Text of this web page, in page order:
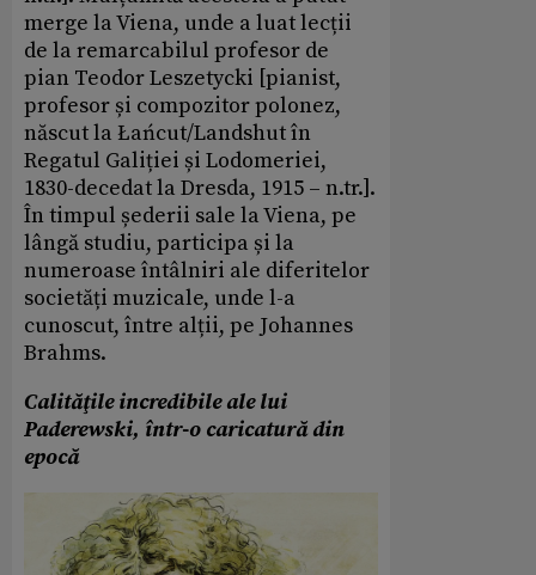
merge la Viena, unde a luat lecții
de la remarcabilul profesor de
pian Teodor Leszetycki [pianist,
profesor și compozitor polonez,
născut la Łańcut/Landshut în
Regatul Galiției și Lodomeriei,
1830-decedat la Dresda, 1915 – n.tr.].
În timpul șederii sale la Viena, pe
lângă studiu, participa și la
numeroase întâlniri ale diferitelor
societăți muzicale, unde l-a
cunoscut, între alții, pe Johannes
Brahms.
Calităţile incredibile ale lui
Paderewski, într-o caricatură din
epocă